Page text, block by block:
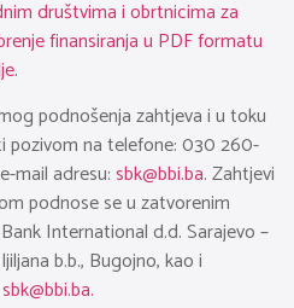
društvima i obrtnicima za
finansiranja u PDF formatu
podnošenja zahtjeva i u toku
pozivom na telefone: 030 260-
mail adresu:sbk@bbi.ba. Zahtjevi
podnose se u zatvorenim
International d.d. Sarajevo –
b.b., Bugojno, kao i
sbk@bbi.ba.